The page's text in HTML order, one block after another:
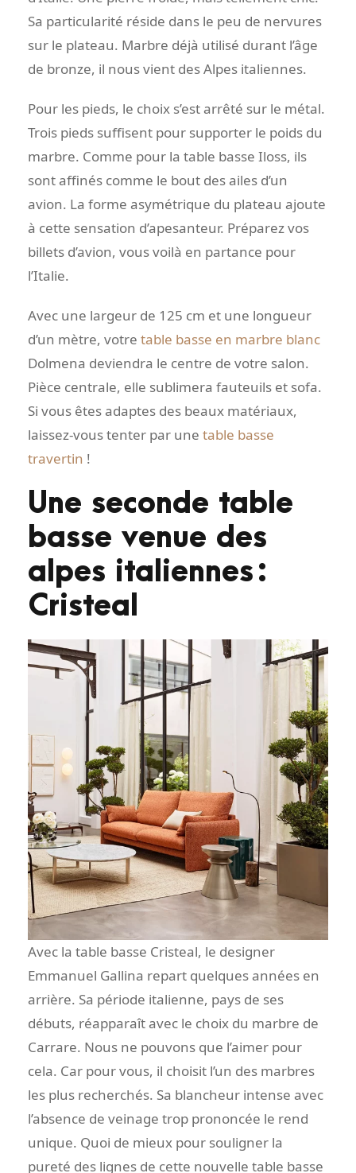
Sa particularité réside dans le peu de nervures
sur le plateau. Marbre déjà utilisé durant l’âge
de bronze, il nous vient des Alpes italiennes.
Pour les pieds, le choix s’est arrêté sur le métal.
Trois pieds suffisent pour supporter le poids du
marbre. Comme pour la table basse Iloss, ils
sont affinés comme le bout des ailes d’un
avion. La forme asymétrique du plateau ajoute
à cette sensation d’apesanteur. Préparez vos
billets d’avion, vous voilà en partance pour
l’Italie.
Avec une largeur de 125 cm et une longueur
d’un mètre, votre table basse en marbre blanc
Dolmena deviendra le centre de votre salon.
Pièce centrale, elle sublimera fauteuils et sofa.
Si vous êtes adaptes des beaux matériaux,
laissez-vous tenter par une table basse
travertin !
Une seconde table
basse venue des
alpes italiennes :
Cristeal
Avec la table basse Cristeal, le designer
Emmanuel Gallina repart quelques années en
arrière. Sa période italienne, pays de ses
débuts, réapparaît avec le choix du marbre de
Carrare. Nous ne pouvons que l’aimer pour
cela. Car pour vous, il choisit l’un des marbres
les plus recherchés. Sa blancheur intense avec
l’absence de veinage trop prononcée le rend
unique. Quoi de mieux pour souligner la
pureté des lignes de cette nouvelle table basse